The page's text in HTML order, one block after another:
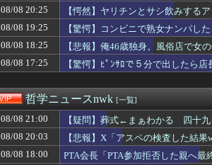
【動画】甲子園の女性審判、大誤審で炎上
【動画】ラッキースケベにニヤニヤが止まらな
【悲報】FIFA会長、UEFAが許してくれなくて詰
【画像】顔100点、体500点 合計600点満点の爆
【悲報】ワイ、風俗嬢に呼び出しを食らうｗｗ
ワンダンス作者「手描きアニメに挑戦してみまし
【悲報】ギャル「キング牛丼お願いします！」
【悲報】サッカー王国ブラジルで進むサッカー
【ｼｺ画像】クッソエ口い下着の人妻さん、ベッド
【画像】バレー女子「やんだあ、バレーしてた
【悲報】ジャンポケ斉藤の妻、夫の求刑7年翌日
【画像】サイバーコネクトツーの松山氏、JUMP
08/08 20:25
【愕然】ヤリチンとサシ飲みする
08/08 19:25
【驚愕】コンビニで熟女ナンパし
08/08 18:25
【悲報】俺46歳独身。風俗店で女
08/08 17:25
【驚愕】ﾋﾟﾝｻﾛで５分で出したら
哲学ニュースnwk [一覧]
08/08 21:00
【疑問】葬式←まぁわかる 四十
08/08 20:03
【悲報】X「アスペの検査した結果
08/08 18:00
PTA会長「PTA参加拒否した親へ最